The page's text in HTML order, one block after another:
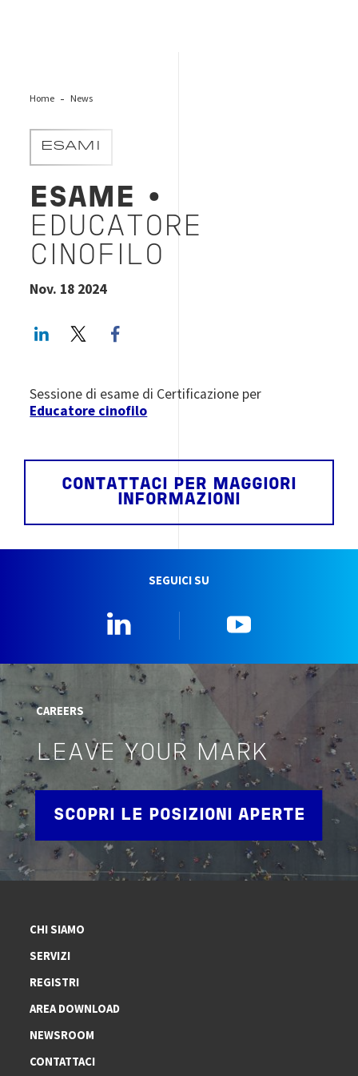
Home News
ESAMI
ESAME
•
EDUCATORE
CINOFILO
Nov. 18 2024
LinkedInTwitter
Sessione di esame di Certificazione per
Educatore cinofilo
CONTATTACI PER MAGGIORI
INFORMAZIONI
SEGUICI SU
CAREERS
LEAVE YOUR MARK
SCOPRI LE POSIZIONI APERTE
CHI SIAMO
SERVIZI
REGISTRI
AREA DOWNLOAD
NEWSROOM
CONTATTACI